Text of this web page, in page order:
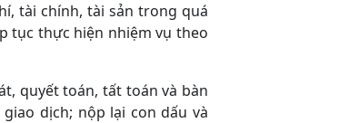
tài chính, tài sản trong quá
tục thực hiện nhiệm vụ theo
quyết toán, tất toán và bàn
dịch; nộp lại con dấu và